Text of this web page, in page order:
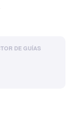
DE GUÍAS